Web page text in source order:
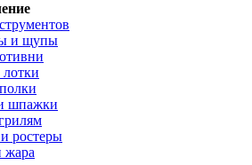
и щупы
шпажки
ростеры
жара